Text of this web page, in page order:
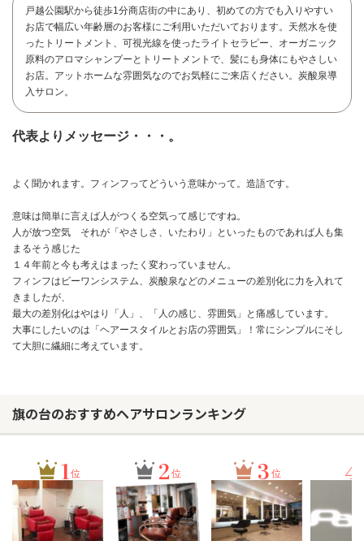
お問い合わせ
戸越公園駅から徒歩1分商店街の中にあり、初めての方でも入りやすい
お店で幅広い年齢層のお客様にご利用いただいております。天然水を使
ったトリートメント、可視光線を使ったライトセラピー、オーガニック
原料のアロマシャンプーとトリートメントで、髪にも身体にもやさしい
お店。アットホームな雰囲気なのでお気軽にご来店ください。炭酸泉導
入サロン。
代表よりメッセージ・・・。
よく聞かれます。フィンフってどういう意味かって。造語です。
意味は簡単に言えば人がつくる空気って感じですね。
人が放つ空気 それが「やさしさ、いたわり」といったものであれば人も集
まるそう感じた
１４年前と今も考えはまったく変わっていません。
フィンフはビーワンシステム、炭酸泉などのメニューの差別化に力を入れて
きましたが、
最大の差別化はやはり「人」、「人の感じ、雰囲気」と痛感しています。
大事にしたいのは「ヘアースタイルとお店の雰囲気」！常にシンプルにそし
て大胆に繊細に考えています。
旗の台のおすすめヘアサロンランキング
1位 2 位 3 位 4